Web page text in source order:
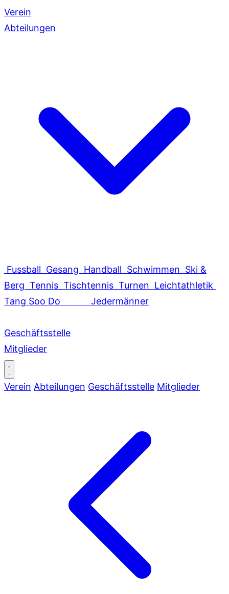
Verein
Abteilungen
Fussball Gesang Handball Schwimmen Ski &
Berg Tennis Tischtennis Turnen Leichtathletik
Tang Soo Do
Jedermänner
Geschäftsstelle
Mitglieder
Verein Abteilungen Geschäftsstelle Mitglieder